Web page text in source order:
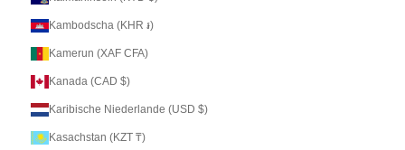
Kambodscha (KHR ៛)
Kamerun (XAF CFA)
Kanada (CAD $)
Karibische Niederlande (USD $)
Kasachstan (KZT ₸)